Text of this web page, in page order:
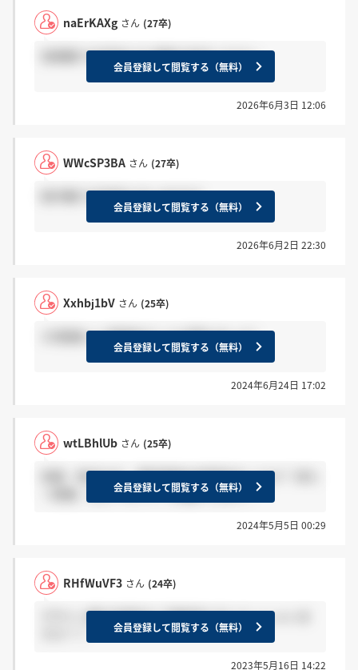
naErKAXg さん (27卒)
営業職で合否来た方 感謝で反応ください
会員登録して閲覧する（無料）
2026年6月3日 12:06
WWcSP3BA さん (27卒)
制作職で合否来た方いますか?
会員登録して閲覧する（無料）
2026年6月2日 22:30
Xxhbj1bV さん (25卒)
1次面接いい雰囲気でしたが落ちました?
会員登録して閲覧する（無料）
2024年6月24日 17:02
wtLBhlUb さん (25卒)
営業・制作の方、最終面接の結果来ましたか？ 来た
→感謝、まだ→ホント？お願いします！
会員登録して閲覧する（無料）
2024年5月5日 00:29
RHfWuVF3 さん (24卒)
デザイン職2次選考のご連絡来た方いらっしゃいま
会員登録して閲覧する（無料）
2023年5月16日 14:22